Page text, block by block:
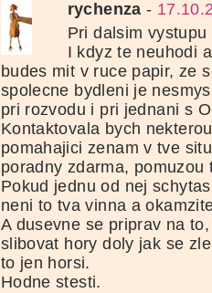
rychenza -
Pri dalsim
I kdyz te neuhodi
budes mit v ruce papir, ze
spolecne bydleni je
pri rozvodu i pri jednani s
Kontaktovala bych
pomahajici zenam v tve
poradny zdarma,
Pokud jednu od nej
neni to tva vinna a
A dusevne se priprav na
slibovat hory doly jak se
to jen horsi.
Hodne stesti.